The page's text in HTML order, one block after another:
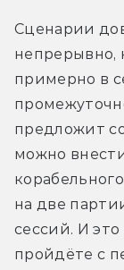
Сценарии
непрерывно,
примерно в
предложит
можно
на две
сессий. И
пройдёте с